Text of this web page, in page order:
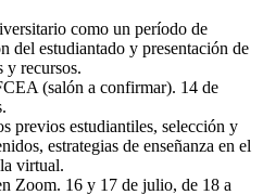
como un período de
del estudiantado y presentación de
y recursos.
(salón a confirmar). 14 de
previos estudiantiles, selección y
estrategias de enseñanza en el
virtual.
Zoom. 16 y 17 de julio, de 18 a